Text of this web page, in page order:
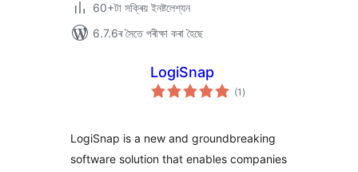
60+টা সক্ৰিয় ইনষ্টলেশ্যন
6.7.6ৰ সৈতে পৰীক্ষা কৰা হৈছে
LogiSnap
(1 টা
মুঠ)
LogiSnap is a new and groundbreaking
software solution that enables companies